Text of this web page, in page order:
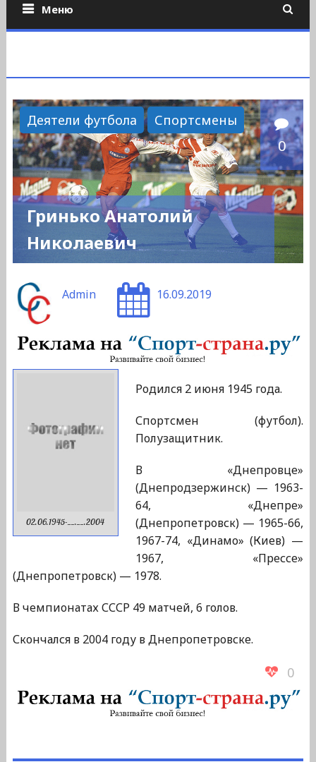
Меню
Деятели футбола Спортсмены
0
Гринько Анатолий
Николаевич
Admin 16.09.2019
02.06.1945-__.__.2004
Родился 2 июня 1945 года.
Спортсмен (футбол).
Полузащитник.
В «Днепровце»
(Днепродзержинск) — 1963-
64, «Днепре»
(Днепропетровск) — 1965-66,
1967-74, «Динамо» (Киев) —
1967, «Прессе»
(Днепропетровск) — 1978.
В чемпионатах СССР 49 матчей, 6 голов.
Скончался в 2004 году в Днепропетровске.
0